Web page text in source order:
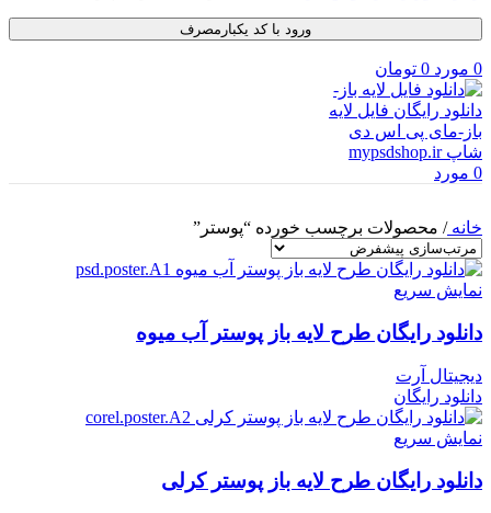
ورود با کد یکبارمصرف
0 مورد 0 تومان
0 مورد
خانه/ محصولات برچسب خورده “پوستر”
نمایش سریع
دانلود رایگان طرح لايه باز پوستر آب میوه
دیجیتال آرت
دانلود رایگان
نمایش سریع
دانلود رایگان طرح لایه باز پوستر کرلی